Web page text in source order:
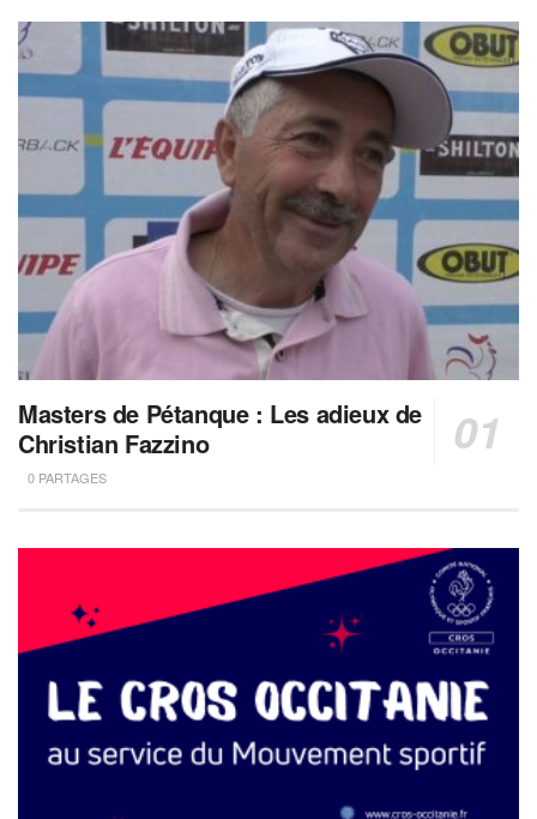
Masters de Pétanque : Les adieux de
Christian Fazzino
0 PARTAGES